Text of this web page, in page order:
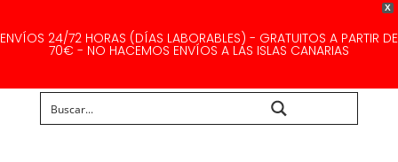
X
ENVÍOS 24/72 HORAS (DÍAS LABORABLES) - GRATUITOS A PARTIR DE
70€ - NO HACEMOS ENVÍOS A LAS ISLAS CANARIAS